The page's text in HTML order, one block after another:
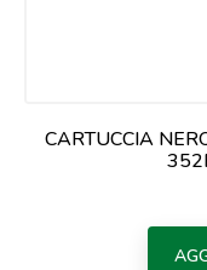
CARTUCCIA